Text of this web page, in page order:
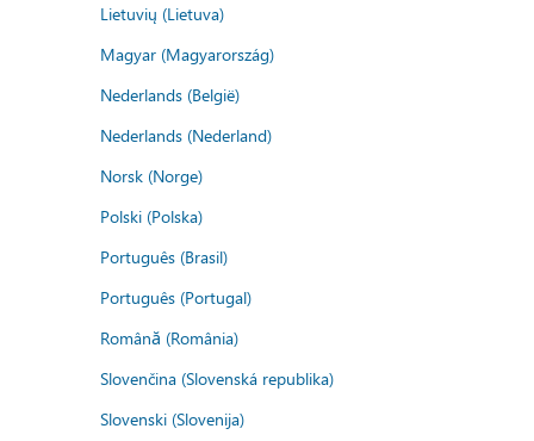
Lietuvių (Lietuva)
Magyar (Magyarország)
Nederlands (België)
Nederlands (Nederland)
Norsk (Norge)
Polski (Polska)
Português (Brasil)
Português (Portugal)
Română (România)
Slovenčina (Slovenská republika)
Slovenski (Slovenija)